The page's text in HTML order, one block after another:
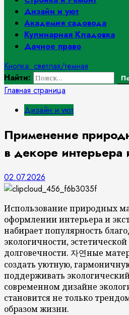
Дизайн и уют
Академия садовода
Кулинарная Кладовка
Дачное право
Кнопка: светлая/темная
Найти:
Главная страница
Дизайн и уют
Применение
в декоре интерьера
02.07.2026
Использование природных
оформлении интерьера и
набирает популярность
экологичности,
долговечности. 자연ные
создать уютную,
поддерживать
современном дизайне
становится не только
образом жизни.